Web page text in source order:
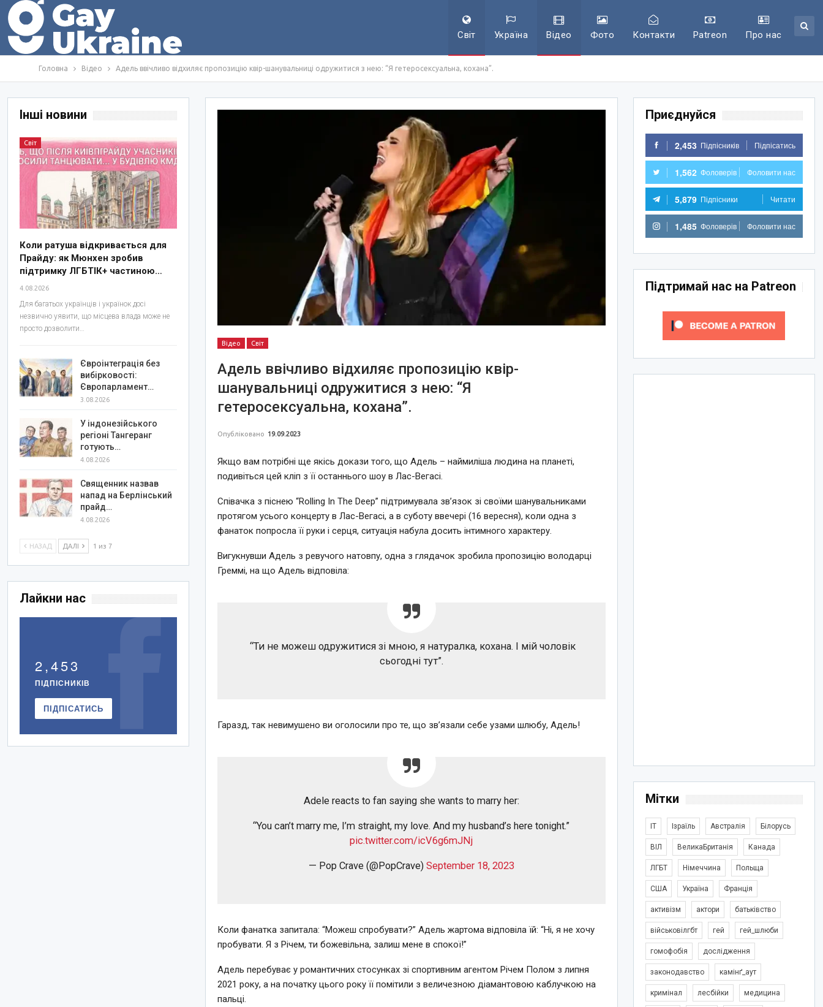
Світ Україна Відео Фото Контакти Patreon Про нас
Головна Відео Адель ввічливо відхиляє пропозицію квір-шанувальниці одружитися з нею: “Я гетеросексуальна, кохана”.
Відео Світ
Адель ввічливо відхиляє пропозицію квір-
шанувальниці одружитися з нею: “Я
гетеросексуальна, кохана”.
Опубліковано 19.09.2023
Якщо вам потрібні ще якісь докази того, що Адель – наймиліша людина на планеті,
подивіться цей кліп з її останнього шоу в Лас-Вегасі.
Співачка з піснею “Rolling In The Deep” підтримувала зв’язок зі своїми шанувальниками
протягом усього концерту в Лас-Вегасі, а в суботу ввечері (16 вересня), коли одна з
фанаток попросла її руки і серця, ситуація набула досить інтимного характеру.
Вигукнувши Адель з ревучого натовпу, одна з глядачок зробила пропозицію володарці
Греммі, на що Адель відповіла:
“Ти не можеш одружитися зі мною, я натуралка, кохана. І мій чоловік
сьогодні тут”.
Гаразд, так невимушено ви оголосили про те, що зв’язали себе узами шлюбу, Адель!
Adele reacts to fan saying she wants to marry her:
“You can’t marry me, I’m straight, my love. And my husband’s here tonight.”
pic.twitter.com/icV6g6mJNj
— Pop Crave (@PopCrave) September 18, 2023
Коли фанатка запитала: “Можеш спробувати?” Адель жартома відповіла їй: “Ні, я не хочу
пробувати. Я з Річем, ти божевільна, залиш мене в спокої!”
Адель перебуває у романтичних стосунках зі спортивним агентом Річем Полом з липня
2021 року, а на початку цього року її помітили з величезною діамантовою каблучкою на
пальці.
Приєднуйся
2,453 Підпісників Підпісатись
1,562 Фоловерів Фоловити нас
5,879 Підпісники Читати
1,485 Фоловерів Фоловити нас
Підтримай нас на Patreon
Мітки
IT Ізраїль Австралія Білорусь
ВІЛ ВеликаБританія Канада
ЛГБТ Німеччина Польща
США Україна Франція
активізм актори батьківство
військовілгбт гей гей_шлюби
гомофобія дослідження
законодавство камінґ_аут
кримінал лесбійки медицина
Інші новини
Світ
Коли ратуша відкривається для
Прайду: як Мюнхен зробив
підтримку ЛГБТІК+ частиною…
4.08.2026
Для багатьох українців і українок досі
незвично уявити, що місцева влада може не
просто дозволити…
Євроінтеграція без
вибірковості:
Європарламент…
3.08.2026
У індонезійського
регіоні Тангеранг
готують…
4.08.2026
Священник назвав
напад на Берлінський
прайд…
4.08.2026
НАЗАД ДАЛІ 1 из 7
Лайкни нас
2,453
ПІДПІСНИКІВ
ПІДПІСАТИСЬ